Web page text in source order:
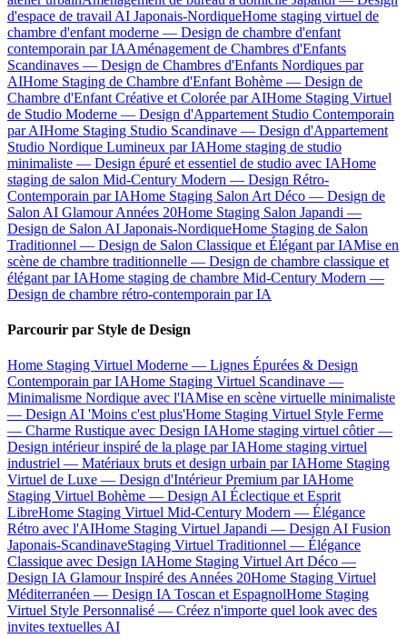
d'espace de travail AI Japonais-NordiqueHome staging virtuel de
chambre d'enfant moderne — Design de chambre d'enfant
contemporain par IAAménagement de Chambres d'Enfants
Scandinaves — Design de Chambres d'Enfants Nordiques par
AIHome Staging de Chambre d'Enfant Bohème — Design de
Chambre d'Enfant Créative et Colorée par AIHome Staging Virtuel
de Studio Moderne — Design d'Appartement Studio Contemporain
par AIHome Staging Studio Scandinave — Design d'Appartement
Studio Nordique Lumineux par IAHome staging de studio
minimaliste — Design épuré et essentiel de studio avec IAHome
staging de salon Mid-Century Modern — Design Rétro-
Contemporain par IAHome Staging Salon Art Déco — Design de
Salon AI Glamour Années 20Home Staging Salon Japandi —
Design de Salon AI Japonais-NordiqueHome Staging de Salon
Traditionnel — Design de Salon Classique et Élégant par IAMise en
scène de chambre traditionnelle — Design de chambre classique et
élégant par IAHome staging de chambre Mid-Century Modern —
Design de chambre rétro-contemporain par IA
Parcourir par Style de Design
Home Staging Virtuel Moderne — Lignes Épurées & Design
Contemporain par IAHome Staging Virtuel Scandinave —
Minimalisme Nordique avec l'IAMise en scène virtuelle minimaliste
— Design AI 'Moins c'est plus'Home Staging Virtuel Style Ferme
— Charme Rustique avec Design IAHome staging virtuel côtier —
Design intérieur inspiré de la plage par IAHome staging virtuel
industriel — Matériaux bruts et design urbain par IAHome Staging
Virtuel de Luxe — Design d'Intérieur Premium par IAHome
Staging Virtuel Bohème — Design AI Éclectique et Esprit
LibreHome Staging Virtuel Mid-Century Modern — Élégance
Rétro avec l'AIHome Staging Virtuel Japandi — Design AI Fusion
Japonais-ScandinaveStaging Virtuel Traditionnel — Élégance
Classique avec Design IAHome Staging Virtuel Art Déco —
Design IA Glamour Inspiré des Années 20Home Staging Virtuel
Méditerranéen — Design IA Toscan et EspagnolHome Staging
Virtuel Style Personnalisé — Créez n'importe quel look avec des
invites textuelles AI